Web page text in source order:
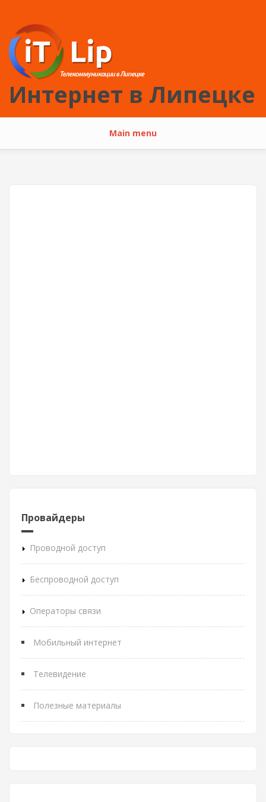
Интернет в Липецке
Main menu
Провайдеры
Проводной доступ
Беспроводной доступ
Операторы связи
Мобильный интернет
Телевидение
Полезные материалы